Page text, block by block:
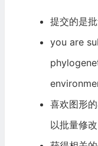
提交的是
you are
喜欢图形
以批量修改